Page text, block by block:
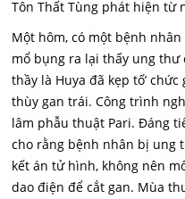
Tôn Thất Tùng phát hiện từ
Một hôm, có một bệnh
mổ bụng ra lại thấy ung
thầy là Huya đã kẹp tố’
thùy gan trái. Công trình
lâm phẫu thuật Pari. Đáng
cho rằng bệnh nhân bị ung
kết án tử hình, không nên
dao điện để cắt gan. Mùa